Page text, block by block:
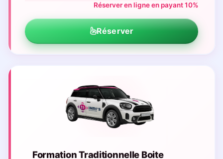
Réserver en ligne en payant 10%
Réserver
Formation Traditionnelle Boite